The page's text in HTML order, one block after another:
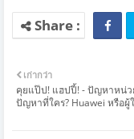
เก่ากว่า
คุยแป๊ป! แฮปปี้! - ปัญหาหน่ว
ปัญหาที่ใคร? Huawei หรือผู้